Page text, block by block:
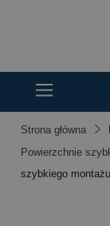
Strona główna
Powierzchnie
szybkiego